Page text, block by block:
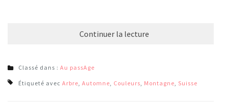
Continuer la lecture
Classé dans : Au passAge
Étiqueté avec Arbre Automne Couleurs Montagne Suisse